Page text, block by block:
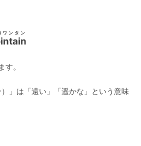
ンタン
。
」は「遠い」「遥かな」という意味